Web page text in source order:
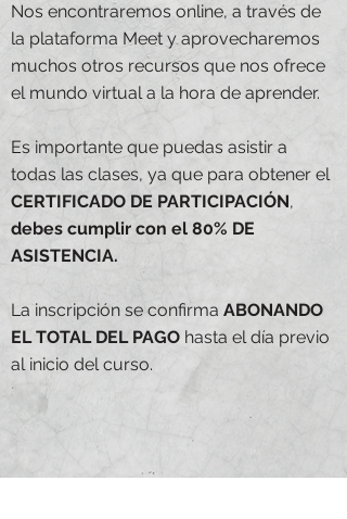
Nos encontraremos online, a través de
la plataforma Meet y aprovecharemos
muchos otros recursos que nos ofrece
el mundo virtual a la hora de aprender.
Es importante que puedas asistir a
todas las clases, ya que para obtener el
CERTIFICADO DE PARTICIPACIÓN,
debes cumplir con el 80% DE
ASISTENCIA.
La inscripción se confirma ABONANDO
EL TOTAL DEL PAGO hasta el día previo
al inicio del curso.